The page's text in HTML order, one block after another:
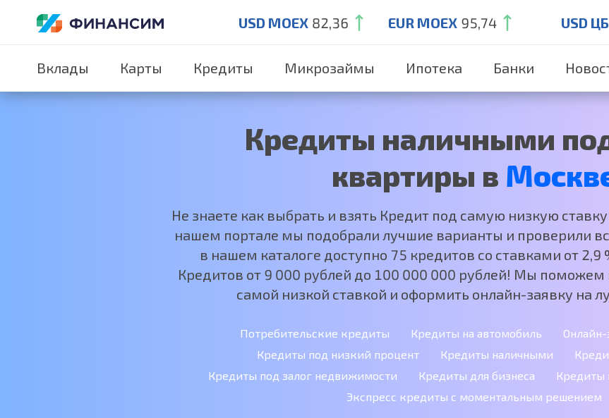
USD MOEX 82,36 EUR MOEX 95,74 USD ЦБ
Вклады Карты Кредиты Микрозаймы Ипотека Банки
Кредиты наличными
квартиры в
Не знаете как выбрать и взять Кредит под самую низкую
нашем портале мы подобрали лучшие варианты и проверили
в нашем каталоге доступно 75 кредитов со ставками от
Кредитов от 9 000 рублей до 100 000 000 рублей! Мы поможем
самой низкой ставкой и оформить онлайн-заявку на
Потребительские кредиты Кредиты на автомобиль
Кредиты под низкий процент
Кредиты наличными
Кредиты под залог недвижимости
Кредиты для бизнеса
Кредиты
Экспресс кредиты с моментальным решением